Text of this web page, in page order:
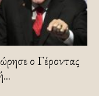
ο Γέροντας